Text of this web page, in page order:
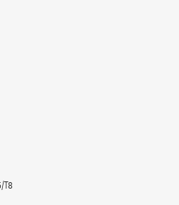
T8